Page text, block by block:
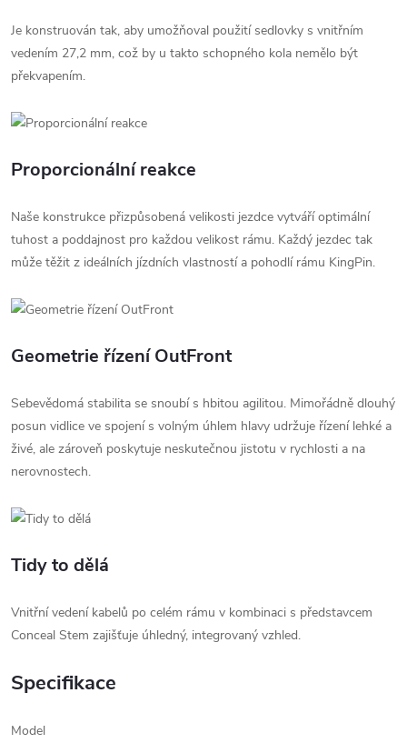
Je konstruován tak, aby umožňoval použití sedlovky s vnitřním
vedením 27,2 mm, což by u takto schopného kola nemělo být
překvapením.
Proporcionální reakce
Naše konstrukce přizpůsobená velikosti jezdce vytváří optimální
tuhost a poddajnost pro každou velikost rámu. Každý jezdec tak
může těžit z ideálních jízdních vlastností a pohodlí rámu KingPin.
Geometrie řízení OutFront
Sebevědomá stabilita se snoubí s hbitou agilitou. Mimořádně dlouhý
posun vidlice ve spojení s volným úhlem hlavy udržuje řízení lehké a
živé, ale zároveň poskytuje neskutečnou jistotu v rychlosti a na
nerovnostech.
Tidy to dělá
Vnitřní vedení kabelů po celém rámu v kombinaci s představcem
Conceal Stem zajišťuje úhledný, integrovaný vzhled.
Specifikace
Model